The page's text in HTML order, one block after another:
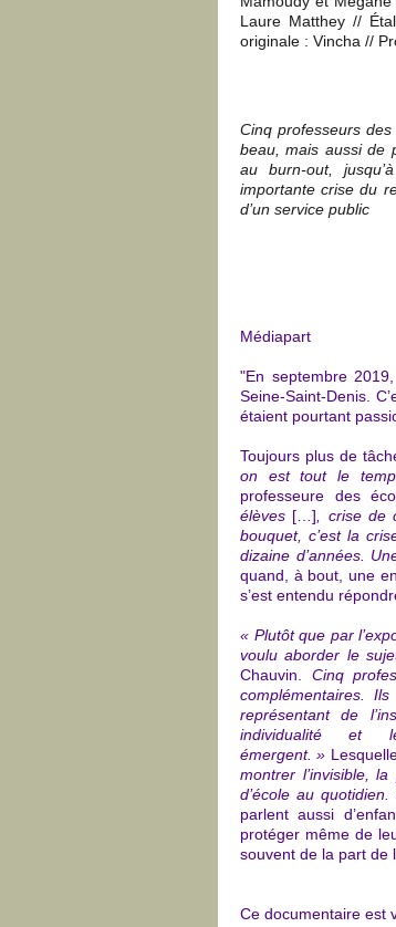
Laure Matthey //
originale : Vincha //
Cinq professeurs
beau, mais aussi de
au burn-out,
importante crise du
d’un service public
Médiapart
"En septembre
Seine-Saint-Denis.
étaient pourtant
Toujours plus de
on est tout le
professeure des
élèves […] , crise
bouquet, c’est la
dizaine d’années.
quand, à bout, une
s’est entendu
« Plutôt que par
voulu aborder le
Chauvin. Cinq
complémentaires.
représentant de
individualité et
émergent. »
montrer l’invisible,
d’école au quotidien.
parlent aussi
protéger même de
souvent de la part de
Ce documentaire est